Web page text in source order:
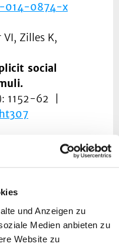
und Anzeigen zu
Medien anbieten zu
Website zu
014-0874-x
VI, Zilles K,
social
1152-62 |
J, Jockwitz C,
D, Amunts K,
fibers in
combined
imaging